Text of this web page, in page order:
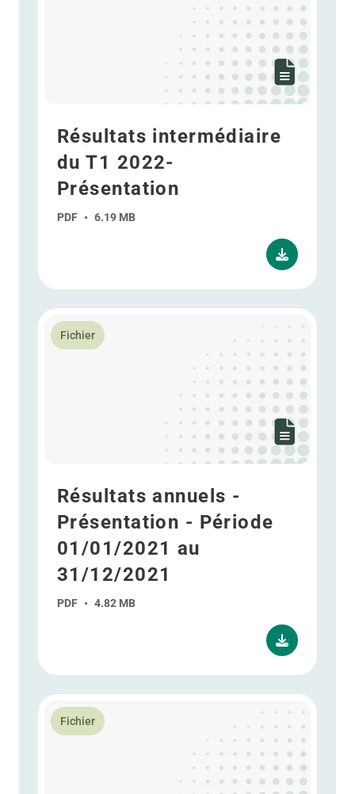
Résultats intermédiaire
du T1 2022-
Présentation
PDF • 6.19 MB
Fichier
Résultats annuels -
Présentation - Période
01/01/2021 au
31/12/2021
PDF • 4.82 MB
En savoir plus Résultats annuels - Présentation -
Fichier
En savoir plus Déclaration intermédiaire T3 2021 -